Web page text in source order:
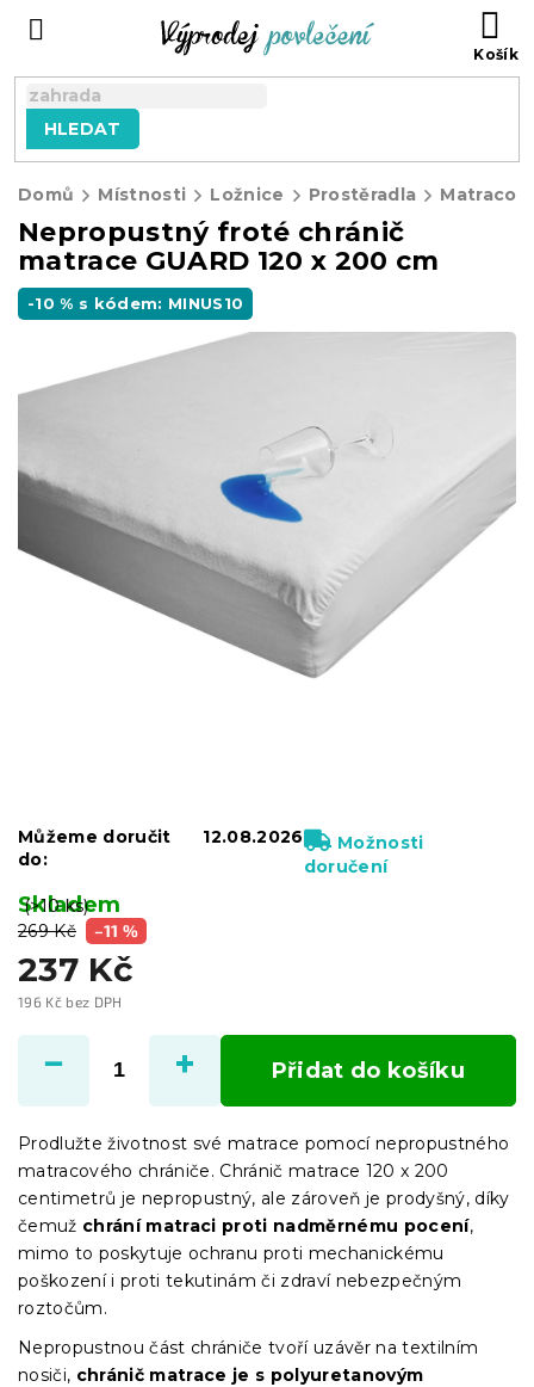
HLEDAT
Domů Místnosti Ložnice Prostěradla
Nepropustný froté chránič
matrace GUARD 120 x 200 cm
-10 % s kódem: MINUS10
269 Kč –11 %
237 Kč
196 Kč bez DPH
cena:
Skladem
(>10 ks)
Můžeme doručit
do:
12.08.2026
Možnosti
doručení
Přidat do košíku
Prodlužte životnost své matrace pomocí nepropustného
matracového chrániče. Chránič matrace 120 x 200
centimetrů je nepropustný, ale zároveň je prodyšný, díky
čemuž chrání matraci proti nadměrnému pocení,
mimo to poskytuje ochranu proti mechanickému
poškození i proti tekutinám či zdraví nebezpečným
roztočům.
Nepropustnou část chrániče tvoří uzávěr na textilním
nosiči, chránič matrace je s polyuretanovým